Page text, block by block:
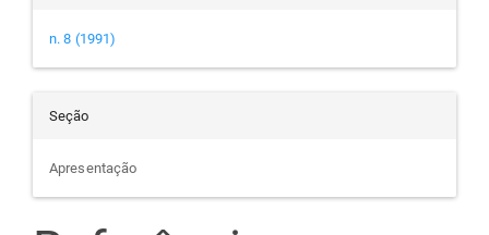
n. 8 (1991)
Seção
Apresentação